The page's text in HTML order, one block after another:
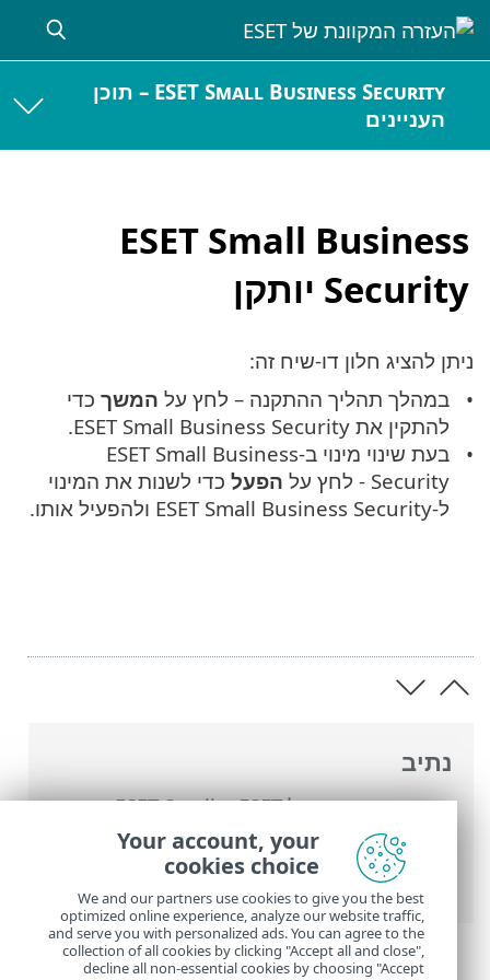
ESET Small Business Security – תוכן
העניינים
ESET Small Business
Security יותקן
נתיב
העזרה המקוונת של ESET >
ESET Small
Business Security
> התקנה> חלונות דו-שיח
- התקנה > התקנה > ESET Small Business
Security יותקן
ניתן להציג חלון דו-שיח זה:
במהלך תהליך ההתקנה – לחץ על המשך כדי
להתקין את ESET Small Business Security.
בעת שינוי מינוי ב-ESET Small Business
Security - לחץ על
הפעל כדי לשנות את המינוי
ל-ESET Small Business Security ולהפעיל אותו.
Your account, your
cookies choice
We and our partners use cookies to give you the best
optimized online experience, analyze our website traffic,
and serve you with personalized ads. You can agree to the
collection of all cookies by clicking "Accept all and close",
decline all non-essential cookies by choosing "Accept